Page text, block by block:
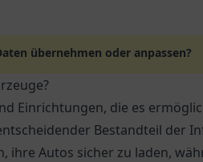
übernehmen oder anpassen?
Einrichtungen, die es
Bestandteil der
ihre Autos sicher zu laden,